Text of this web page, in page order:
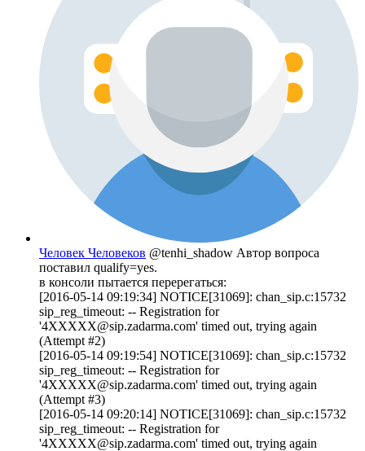
Человек Человеков @tenhi_shadow Автор вопроса
поставил qualify=yes.
в консоли пытается перерегаться:
[2016-05-14 09:19:34] NOTICE[31069]: chan_sip.c:15732
sip_reg_timeout: -- Registration for
'4XXXXX@sip.zadarma.com' timed out, trying again
(Attempt #2)
[2016-05-14 09:19:54] NOTICE[31069]: chan_sip.c:15732
sip_reg_timeout: -- Registration for
'4XXXXX@sip.zadarma.com' timed out, trying again
(Attempt #3)
[2016-05-14 09:20:14] NOTICE[31069]: chan_sip.c:15732
sip_reg_timeout: -- Registration for
'4XXXXX@sip.zadarma.com' timed out, trying again